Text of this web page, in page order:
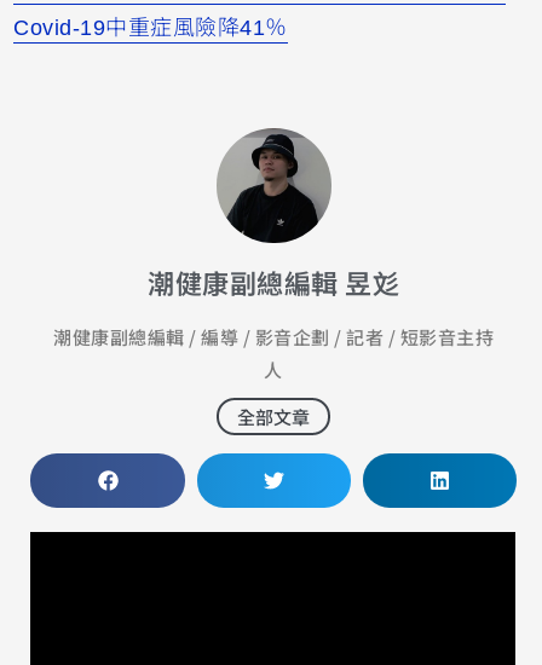
Covid-19中重症風險降41％
潮健康副總編輯 昱彣
潮健康副總編輯 / 編導 / 影音企劃 / 記者 / 短影音主持
人
全部文章